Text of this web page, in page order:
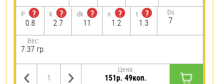
P
?
0.8
k
?
2.7
dk
?
11
n
?
1.2
t
?
1.3
Ds
7
Вес:
7.37 гр.
Цена:
151р. 49коп.